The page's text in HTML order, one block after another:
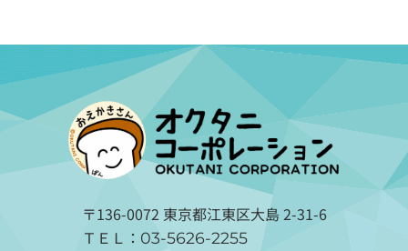
〒136-0072 東京都江東区大島 2-31-6
ＴＥＬ： 03-5626-2255